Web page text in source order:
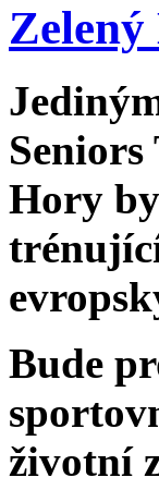
Hory
Bude
životní